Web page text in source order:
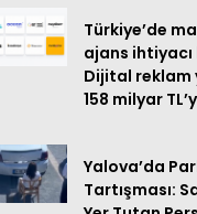
Türkiye’de
ajans
Dijital reklam
158 milyar
Yalova’da
Tartışması: